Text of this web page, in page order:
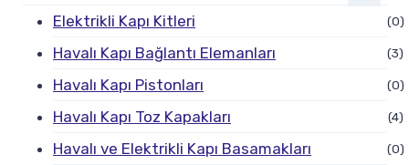
Elektrikli Kapı Kitleri (0)
Havalı Kapı Bağlantı Elemanları (3)
Havalı Kapı Pistonları (0)
Havalı Kapı Toz Kapakları (4)
Havalı ve Elektrikli Kapı Basamakları (0)